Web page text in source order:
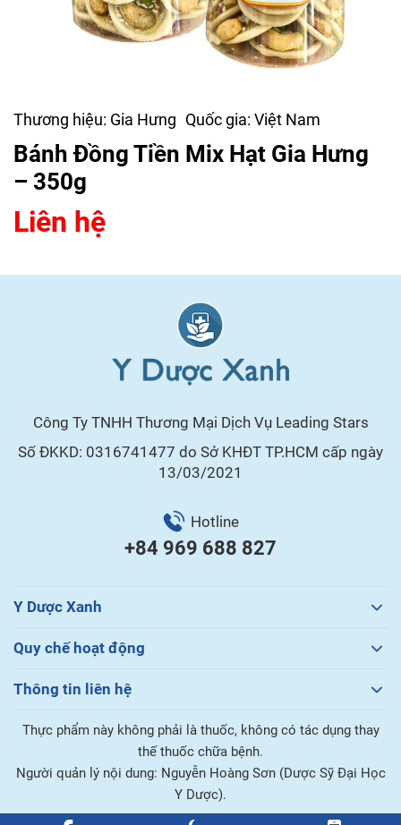
Thương hiệu: Gia Hưng Quốc gia: Việt Nam
Bánh Đồng Tiền Mix Hạt Gia Hưng
– 350g
Liên hệ
Công Ty TNHH Thương Mại Dịch Vụ Leading Stars
Số ĐKKD: 0316741477 do Sở KHĐT TP.HCM cấp ngày
13/03/2021
Hotline
+84 969 688 827
Y Dược Xanh
Quy chế hoạt động
Thông tin liên hệ
Thực phẩm này không phải là thuốc, không có tác dụng thay
thế thuốc chữa bệnh.
Người quản lý nội dung: Nguyễn Hoàng Sơn (Dược Sỹ Đại Học
Y Dược).